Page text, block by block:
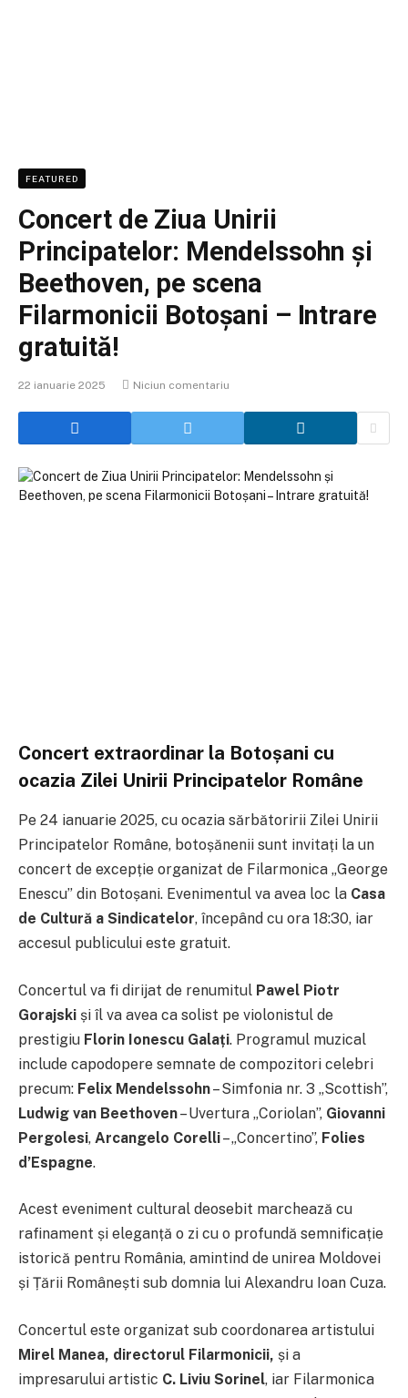
FEATURED
Concert de Ziua Unirii
Principatelor: Mendelssohn și
Beethoven, pe scena
Filarmonicii Botoșani – Intrare
gratuită!
22 ianuarie 2025 Niciun comentariu
Concert extraordinar la Botoșani cu
ocazia Zilei Unirii Principatelor Române
Pe 24 ianuarie 2025, cu ocazia sărbătoririi Zilei Unirii
Principatelor Române, botoșănenii sunt invitați la un
concert de excepție organizat de Filarmonica „George
Enescu” din Botoșani. Evenimentul va avea loc la Casa
de Cultură a Sindicatelor, începând cu ora 18:30, iar
accesul publicului este gratuit.
Concertul va fi dirijat de renumitul Pawel Piotr
Gorajski și îl va avea ca solist pe violonistul de
prestigiu Florin Ionescu Galați. Programul muzical
include capodopere semnate de compozitori celebri
precum: Felix Mendelssohn– Simfonia nr. 3 „Scottish”,
Ludwig van Beethoven– Uvertura „Coriolan”, Giovanni
Pergolesi, Arcangelo Corelli– „Concertino”, Folies
d’Espagne.
Acest eveniment cultural deosebit marchează cu
rafinament și eleganță o zi cu o profundă semnificație
istorică pentru România, amintind de unirea Moldovei
și Țării Românești sub domnia lui Alexandru Ioan Cuza.
Concertul este organizat sub coordonarea artistului
Mirel Manea, directorul Filarmonicii, și a
impresarului artistic C. Liviu Sorinel, iar Filarmonica